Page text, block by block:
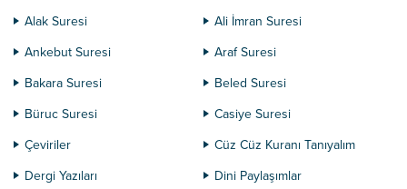
Alak Suresi
Ali İmran Suresi
Ankebut Suresi
Araf Suresi
Bakara Suresi
Beled Suresi
Büruc Suresi
Casiye Suresi
Çeviriler
Cüz Cüz Kuranı Tanıyalım
Dergi Yazıları
Dini Paylaşımlar